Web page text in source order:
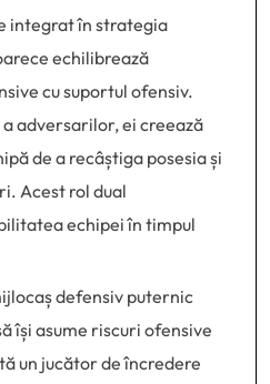
integrat în strategia
echilibrează
cu suportul ofensiv.
adversarilor, ei creează
de a recâștiga posesia și
Acest rol dual
echipei în timpul
defensiv puternic
își asume riscuri ofensive
un jucător de încredere